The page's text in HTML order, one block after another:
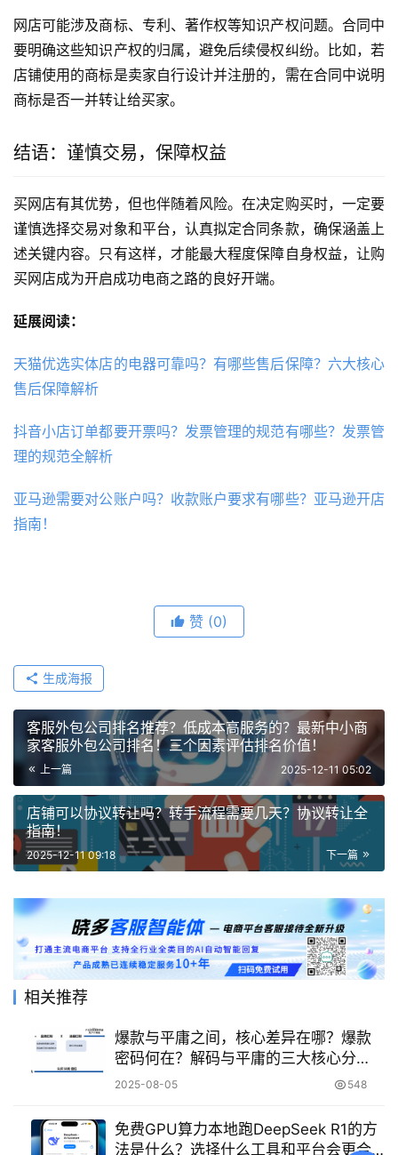
网店可能涉及商标、专利、著作权等知识产权问题。合同中
要明确这些知识产权的归属，避免后续侵权纠纷。比如，若
店铺使用的商标是卖家自行设计并注册的，需在合同中说明
商标是否一并转让给买家。
结语：谨慎交易，保障权益
买网店有其优势，但也伴随着风险。在决定购买时，一定要
谨慎选择交易对象和平台，认真拟定合同条款，确保涵盖上
述关键内容。只有这样，才能最大程度保障自身权益，让购
买网店成为开启成功电商之路的良好开端。
延展阅读：
天猫优选实体店的电器可靠吗？有哪些售后保障？六大核心
售后保障解析
抖音小店订单都要开票吗？发票管理的规范有哪些？发票管
理的规范全解析
亚马逊需要对公账户吗？收款账户要求有哪些？亚马逊开店
指南！
赞 (0)
生成海报
客服外包公司排名推荐？低成本高服务的？最新中小商
家客服外包公司排名！三个因素评估排名价值！
上一篇 2025-12-11 05:02
店铺可以协议转让吗？转手流程需要几天？协议转让全
指南！
下一篇
2025-12-11 09:18
相关推荐
爆款与平庸之间，核心差异在哪？爆款
密码何在？解码与平庸的三大核心分
野，教你跨越的制胜法则！
2025-08-05 548
免费GPU算力本地跑DeepSeek R1的方
法是什么？选择什么工具和平台会更合